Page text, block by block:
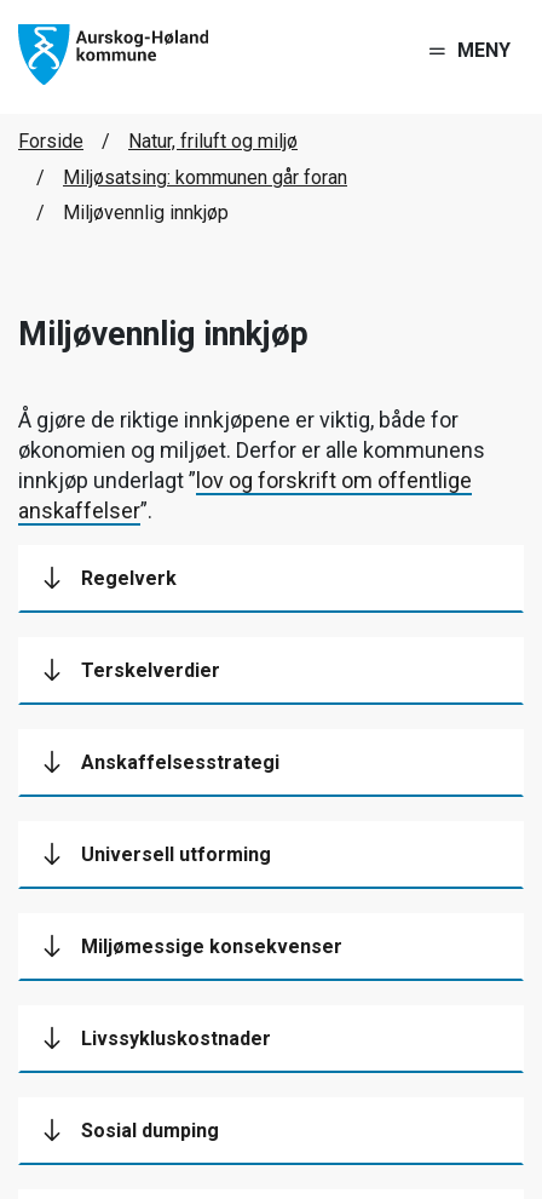
MENY
Forside
Natur, friluft og miljø
Miljøsatsing: kommunen går foran
Miljøvennlig innkjøp
Miljøvennlig innkjøp
Å gjøre de riktige innkjøpene er viktig, både for
økonomien og miljøet. Derfor er alle kommunens
innkjøp underlagt ” lov og forskrift om offentlige
anskaffelser”.
Regelverk
Terskelverdier
Anskaffelsesstrategi
Universell utforming
Miljømessige konsekvenser
Livssykluskostnader
Sosial dumping